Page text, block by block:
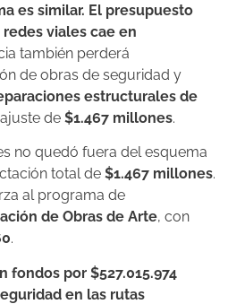
es similar. El presupuesto
viales cae en
también perderá
de obras de seguridad y
estructurales de
de $1.467 millones.
no quedó fuera del esquema
total de $1.467 millones.
al programa de
de Obras de Arte, con
.
fondos por $527.015.974
en las rutas